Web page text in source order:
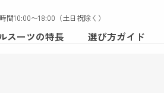
間10:00〜18:00（土日祝除く）
スーツの特長 選び方ガイド